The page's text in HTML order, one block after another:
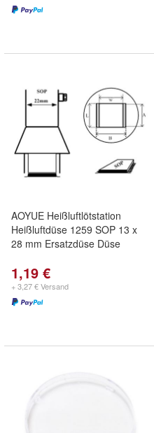
AOYUE Heißluftlötstation
Heißluftdüse 1259 SOP 13 x
28 mm Ersatzdüse Düse
1,19 €
+ 3,27 € Versand